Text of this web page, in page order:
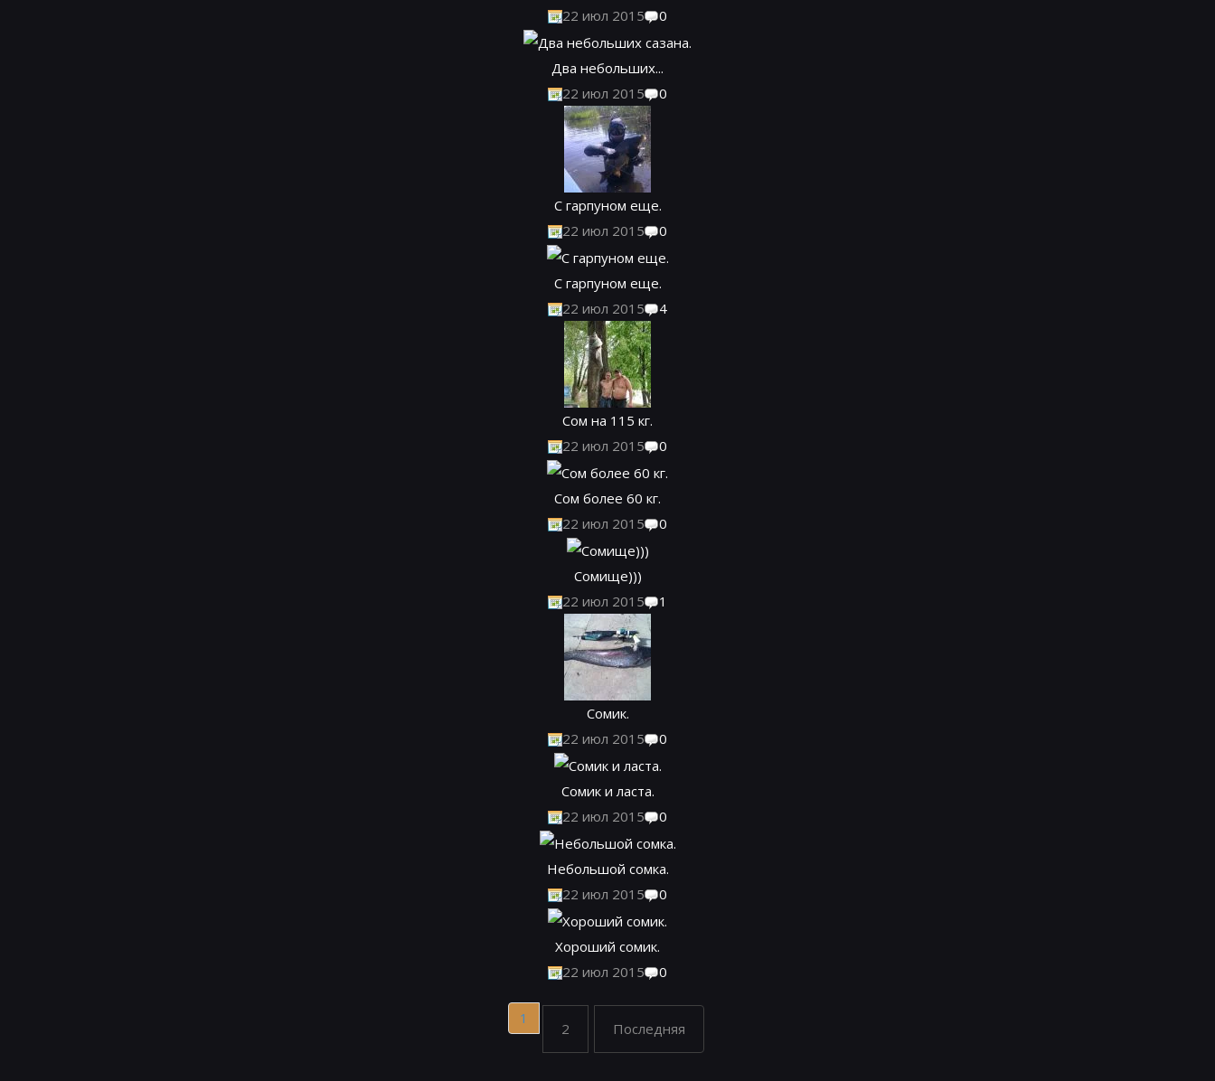
22 июл 2015
0
Два небольших...
22 июл 2015
0
С гарпуном еще.
22 июл 2015
0
С гарпуном еще.
22 июл 2015
4
Сом на 115 кг.
22 июл 2015
0
Сом более 60 кг.
22 июл 2015
0
Сомище)))
22 июл 2015
1
Сомик.
22 июл 2015
0
Сомик и ласта.
22 июл 2015
0
Небольшой сомка.
22 июл 2015
0
Хороший сомик.
22 июл 2015
0
1
2 Последняя